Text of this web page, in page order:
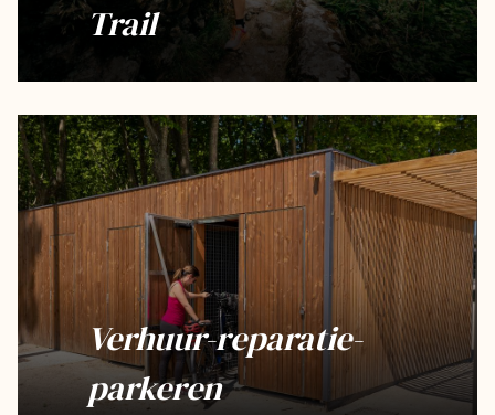
Trail
Verhuur-reparatie-
parkeren